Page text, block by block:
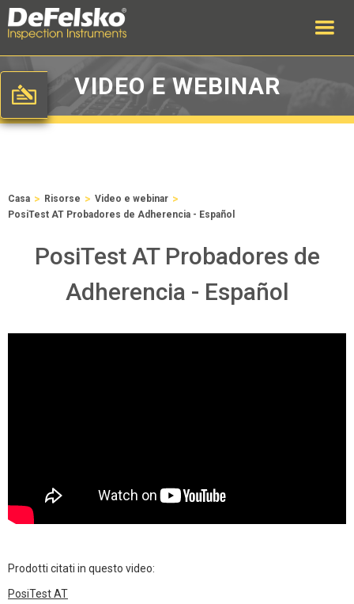
VIDEO E WEBINAR
Casa > Risorse > Video e webinar >
PosiTest AT Probadores de Adherencia - Español
PosiTest AT Probadores de
Adherencia - Español
Prodotti citati in questo video:
PosiTest AT